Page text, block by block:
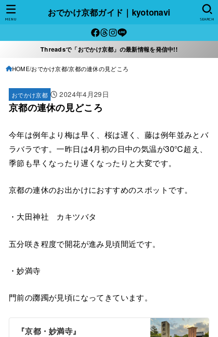
おでかけ京都ガイド｜kyotonavi
SEARCH
MENU
Threadsで「おでかけ京都」の最新情報を発信中!!
HOME おでかけ京都 京都の連休の見どころ
おでかけ京都 2024年4月29日
京都の連休の見どころ
今年は例年より梅は早く、桜は遅く、藤は例年並みとバ
ラバラです。一昨日は4月初の日中の気温が30℃超え、
季節も早くなったり遅くなったりと大変です。
京都の連休のお出かけにおすすめのスポットです。
・大田神社 カキツバタ
五分咲き程度で開花が進み見頃間近です。
・妙満寺
門前の躑躅が見頃になってきています。
『京都・妙満寺』